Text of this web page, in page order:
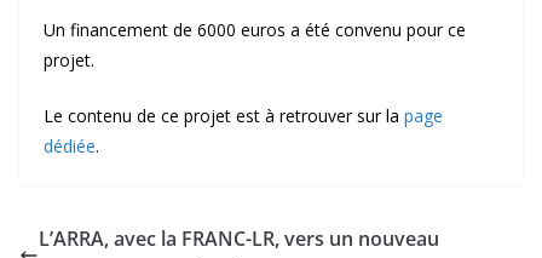
Un financement de 6000 euros a été convenu pour ce
projet.
Le contenu de ce projet est à retrouver sur la page
dédiée.
L’ARRA, avec la FRANC-LR, vers un nouveau